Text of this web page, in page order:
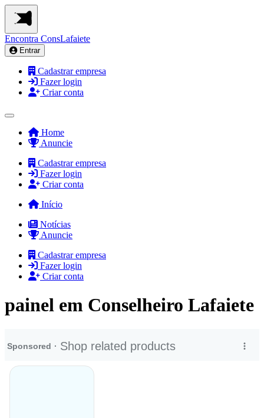
Encontra ConsLafaiete
Entrar
Cadastrar empresa
Fazer login
Criar conta
Home
Anuncie
Cadastrar empresa
Fazer login
Criar conta
Início
Notícias
Anuncie
Cadastrar empresa
Fazer login
Criar conta
painel em Conselheiro Lafaiete